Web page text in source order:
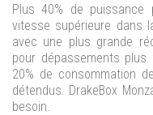
Plus 40% de puissance
vitesse supérieure dans
avec une plus grande
pour dépassements
20% de consommation
détendus. DrakeBox
besoin.